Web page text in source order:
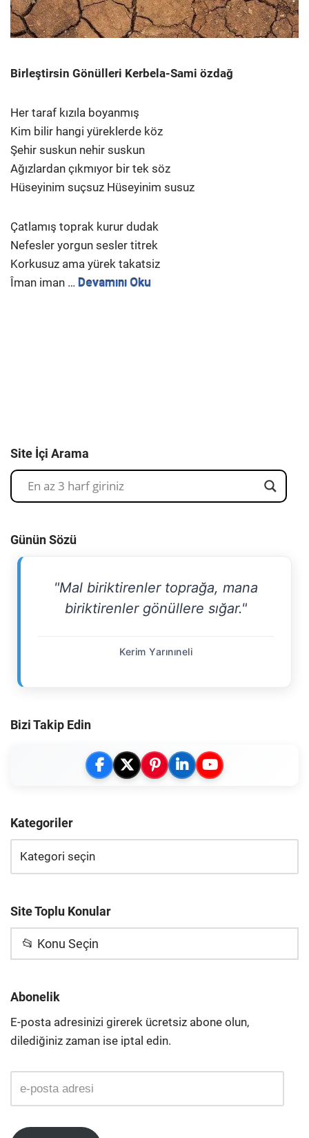
Birleştirsin Gönülleri Kerbela-Sami özdağ
Her taraf kızıla boyanmış
Kim bilir hangi yüreklerde köz
Şehir suskun nehir suskun
Ağızlardan çıkmıyor bir tek söz
Hüseyinim suçsuz Hüseyinim susuz
Çatlamış toprak kurur dudak
Nefesler yorgun sesler titrek
Korkusuz ama yürek takatsiz
Îman iman … Devamını Oku
Site İçi Arama
Günün Sözü
"Mal biriktirenler toprağa, mana
biriktirenler gönüllere sığar."
Kerim Yarınıneli
Bizi Takip Edin
Kategoriler
Site Toplu Konular
📂 Konu Seçin
Abonelik
E-posta adresinizi girerek ücretsiz abone olun,
dilediğiniz zaman ise iptal edin.